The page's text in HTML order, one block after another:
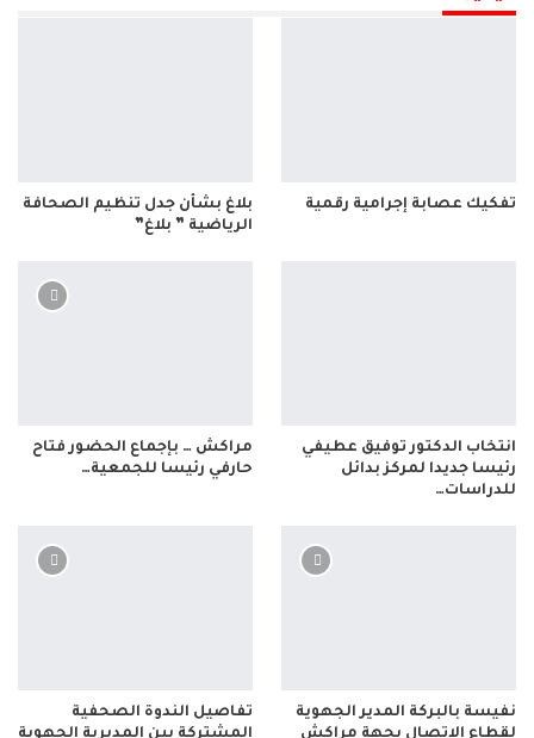
تفكيك عصابة إجرامية رقمية
بلاغ بشأن جدل تنظيم الصحافة
الرياضية ” بلاغ”
انتخاب الدكتور توفيق عطيفي
رئيسا جديدا لمركز بدائل
للدراسات…
مراكش … بإجماع الحضور فتاح
حارفي رئيسا للجمعية…
نفيسة بالبركة المدير الجهوية
لقطاع الاتصال بجهة مراكش
تفاصيل الندوة الصحفية
المشتركة بين المديرية الجهوية